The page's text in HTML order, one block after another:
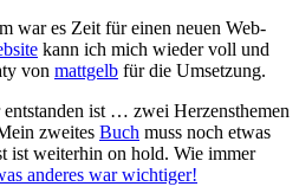
war es Zeit für einen neuen Web-
kann ich mich wieder voll und
von mattgelb für die Umsetzung.
ist … zwei Herzensthemen
zweites Buch muss noch etwas
ist weiterhin on hold. Wie immer
anderes war wichtiger!